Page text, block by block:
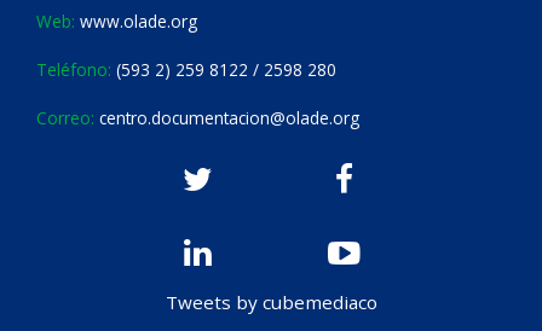
Web: www.olade.org
Teléfono: (593 2) 259 8122 / 2598 280
Correo: centro.documentacion@olade.org
Tweets by cubemediaco